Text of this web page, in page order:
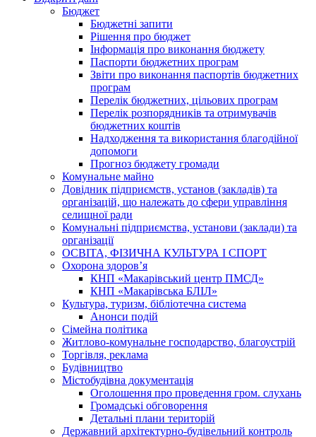
Бюджет
Бюджетні запити
Рішення про бюджет
Інформація про виконання бюджету
Паспорти бюджетних програм
Звіти про виконання паспортів бюджетних
програм
Перелік бюджетних, цільових програм
Перелік розпорядників та отримувачів
бюджетних коштів
Надходження та використання благодійної
допомоги
Прогноз бюджету громади
Комунальне майно
Довідник підприємств, установ (закладів) та
організацій, що належать до сфери управління
селищної ради
Комунальні підприємства, установи (заклади) та
організації
ОСВІТА, ФІЗИЧНА КУЛЬТУРА І СПОРТ
Охорона здоров’я
КНП «Макарівський центр ПМСД»
КНП «Макарівська БЛІЛ»
Культура, туризм, бібліотечна система
Анонси подій
Сімейна політика
Житлово-комунальне господарство, благоустрій
Торгівля, реклама
Будівництво
Містобудівна документація
Оголошення про проведення гром. слухань
Громадські обговорення
Детальні плани територій
Державний архітектурно-будівельний контроль